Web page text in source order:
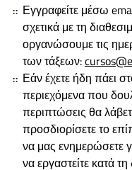
Εγγραφείτε μέσω
σχετικά με τη
οργανώσουμε τις
των τάξεων:
Εάν έχετε ήδη πάει
περιεχόμενα που
περιπτώσεις θα
προσδιορίσετε το
να μας ενημερώσετε
να εργαστείτε κατά